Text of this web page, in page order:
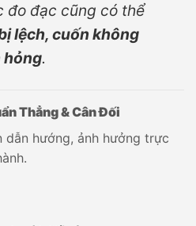
đo đạc cũng có thể
lệch, cuốn không
hỏng.
Thẳng & Cân Đối
dẫn hướng, ảnh hưởng trực